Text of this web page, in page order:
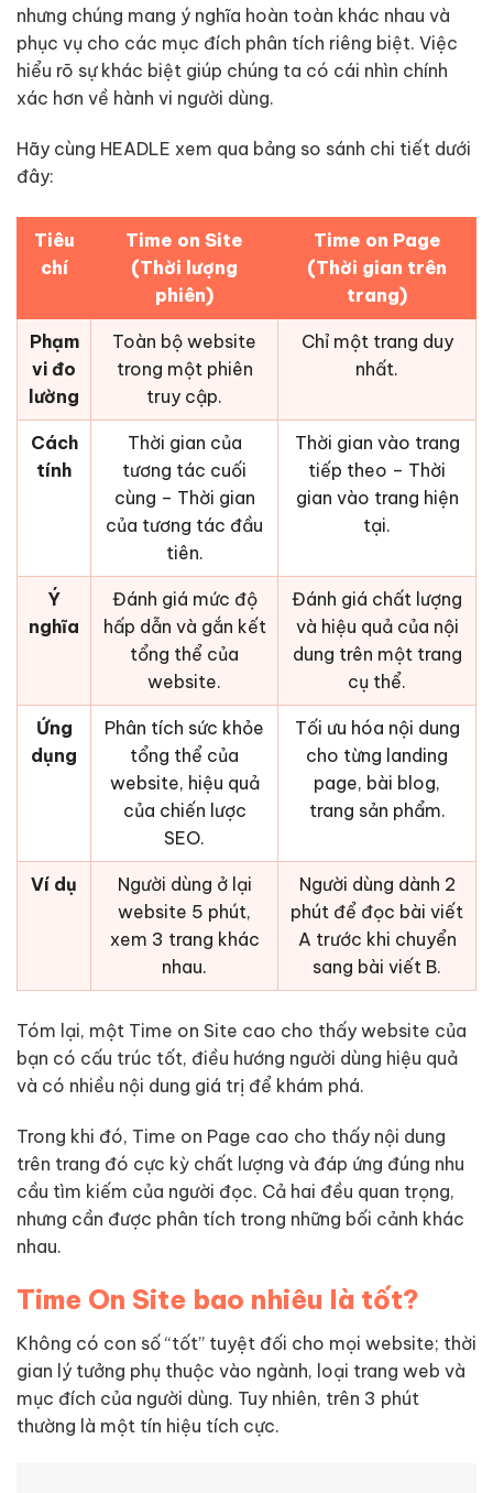
nhưng chúng mang ý nghĩa hoàn toàn khác nhau và
phục vụ cho các mục đích phân tích riêng biệt. Việc
hiểu rõ sự khác biệt giúp chúng ta có cái nhìn chính
xác hơn về hành vi người dùng.
Hãy cùng HEADLE xem qua bảng so sánh chi tiết dưới
đây:
Tiêu
chí
Time on Site
(Thời lượng
phiên)
Time on Page
(Thời gian trên
trang)
Phạm
vi đo
lường
Toàn bộ website
trong một phiên
truy cập.
Chỉ một trang duy
nhất.
Cách
tính
Thời gian của
tương tác cuối
cùng – Thời gian
của tương tác đầu
tiên.
Thời gian vào trang
tiếp theo – Thời
gian vào trang hiện
tại.
Ý
nghĩa
Đánh giá mức độ
hấp dẫn và gắn kết
tổng thể của
website.
Đánh giá chất lượng
và hiệu quả của nội
dung trên một trang
cụ thể.
Ứng
dụng
Phân tích sức khỏe
tổng thể của
website, hiệu quả
của chiến lược
SEO.
Tối ưu hóa nội dung
cho từng landing
page, bài blog,
trang sản phẩm.
Ví dụ
Người dùng ở lại
website 5 phút,
xem 3 trang khác
nhau.
Người dùng dành 2
phút để đọc bài viết
A trước khi chuyển
sang bài viết B.
Tóm lại, một Time on Site cao cho thấy website của
bạn có cấu trúc tốt, điều hướng người dùng hiệu quả
và có nhiều nội dung giá trị để khám phá.
Trong khi đó, Time on Page cao cho thấy nội dung
trên trang đó cực kỳ chất lượng và đáp ứng đúng nhu
cầu tìm kiếm của người đọc. Cả hai đều quan trọng,
nhưng cần được phân tích trong những bối cảnh khác
nhau.
Time On Site bao nhiêu là tốt?
Không có con số “tốt” tuyệt đối cho mọi website; thời
gian lý tưởng phụ thuộc vào ngành, loại trang web và
mục đích của người dùng. Tuy nhiên, trên 3 phút
thường là một tín hiệu tích cực.